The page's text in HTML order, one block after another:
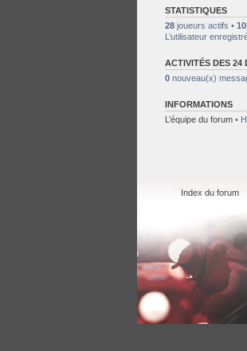
STATISTIQUES
28 joueurs actifs •
L’utilisateur
ACTIVITÉS DES 24
0 nouveau(x)
INFORMATIONS
L’équipe du forum •
Index du forum